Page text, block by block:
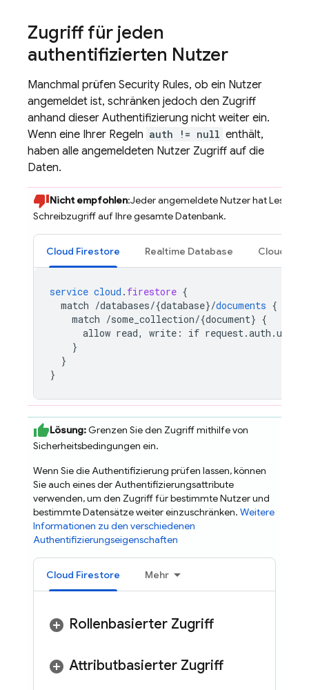
Zugriff für jeden
authentifizierten Nutzer
Manchmal prüfen Security Rules, ob ein Nutzer
angemeldet ist, schränken jedoch den Zugriff
anhand dieser Authentifizierung nicht weiter ein.
Wenn eine Ihrer Regeln auth != null enthält,
haben alle angemeldeten Nutzer Zugriff auf die
Daten.
Nicht empfohlen:Jeder angemeldete Nutzer hat Lese-
Schreibzugriff auf Ihre gesamte Datenbank.
Cloud Firestore Realtime Database Cloud
service cloud . firestore {
match /databases/{database}/documents {
match /some_collection/{document} {
allow read, write : if request.auth .uid
}
}
}
Lösung:Grenzen Sie den Zugriff mithilfe von
Sicherheitsbedingungen ein.
Wenn Sie die Authentifizierung prüfen lassen, können
Sie auch eines der Authentifizierungsattribute
verwenden, um den Zugriff für bestimmte Nutzer und
bestimmte Datensätze weiter einzuschränken. Weitere
Informationen zu den verschiedenen
Authentifizierungseigenschaften
Cloud Firestore Mehr
Rollenbasierter Zugriff
Attributbasierter Zugriff